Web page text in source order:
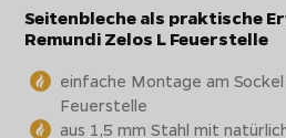
Seitenbleche als praktische
Remundi Zelos L Feuerstelle
einfache Montage am
Feuerstelle
aus 1,5 mm Stahl mit